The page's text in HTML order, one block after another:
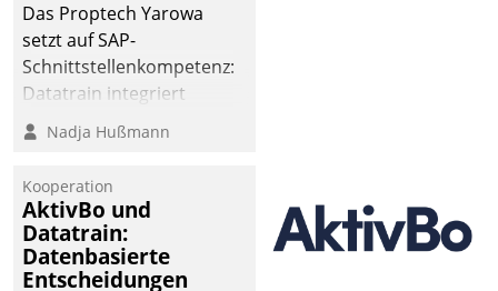
Das Proptech Yarowa
setzt auf SAP-
Schnittstellenkompetenz:
Datatrain integriert
Yarowas Portal zur
Vergabe und Verwaltung
operativen
Instandhaltung in die
SAP-Systemlandschaft
deutscher
Nadja Hußmann
Kooperation
AktivBo und
Datatrain:
Datenbasierte
Entscheidungen